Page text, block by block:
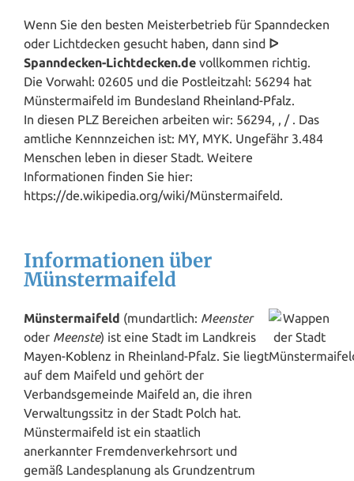
Wenn Sie den besten Meisterbetrieb für Spanndecken
oder Lichtdecken gesucht haben, dann sind ᐅ
Spanndecken-Lichtdecken.de vollkommen richtig.
Die Vorwahl: 02605 und die Postleitzahl: 56294 hat
Münstermaifeld im Bundesland Rheinland-Pfalz.
In diesen PLZ Bereichen arbeiten wir: 56294, , / . Das
amtliche Kennnzeichen ist: MY, MYK. Ungefähr 3.484
Menschen leben in dieser Stadt. Weitere
Informationen finden Sie hier:
https://de.wikipedia.org/wiki/Münstermaifeld.
Informationen über
Münstermaifeld
Münstermaifeld (mundartlich: Meenster
oder Meenste) ist eine Stadt im Landkreis
Mayen-Koblenz in Rheinland-Pfalz. Sie liegt
auf dem Maifeld und gehört der
Verbandsgemeinde Maifeld an, die ihren
Verwaltungssitz in der Stadt Polch hat.
Münstermaifeld ist ein staatlich
anerkannter Fremdenverkehrsort und
gemäß Landesplanung als Grundzentrum